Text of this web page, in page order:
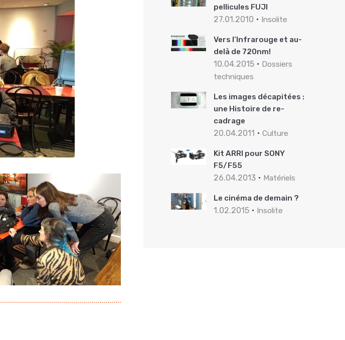
pellicules FUJI
27.01.2010 Insolite
Vers l’Infrarouge et au-
delà de 720nm!
10.04.2015
Dossiers
techniques
Les images décapitées :
une Histoire de re-
cadrage
20.04.2011 Culture
Kit ARRI pour SONY
F5/F55
26.04.2013 Matériels
Le cinéma de demain ?
1.02.2015 Insolite